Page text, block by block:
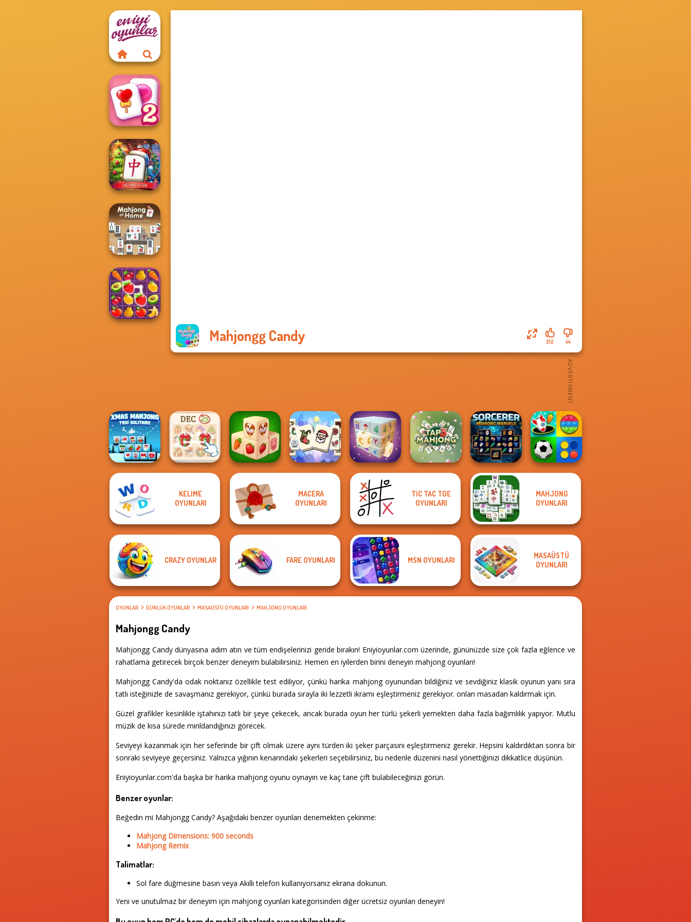
Mahjongg Candy 44
212
Solitaire
Mahjong Candy 2
Mahjong at
Home -
Christmas Ed...
Mahjong At
Home -
Scandinavian...
Xmas Mahjong
Trio Solitaire
KrisMas Mahjong
2
Farm Mahjong
3D
Mahjong
Christmas
Holiday
Mystic Mahjong Tap 3 Mahjong
Sorcerer
Mahjong Marvels
Mind Games for
2-3-4 Player
KELIME
OYUNLARI
MACERA
OYUNLARI
TIC TAC TOE
OYUNLARI
MAHJONG
OYUNLARI
CRAZY OYUNLAR FARE OYUNLARI MSN OYUNLARI
MASAÜSTÜ
OYUNLARI
OYUNLAR GÜNLÜK OYUNLAR MASAÜSTÜ OYUNLARI MAHJONG OYUNLARI
Mahjongg Candy
Mahjongg Candy dünyasına adım atın ve tüm endişelerinizi geride bırakın! Eniyioyunlar.com üzerinde, gününüzde size çok fazla eğlence ve
rahatlama getirecek birçok benzer deneyim bulabilirsiniz. Hemen en iyilerden birini deneyin mahjong oyunları!
Mahjongg Candy'da odak noktanız özellikle test ediliyor, çünkü harika mahjong oyunundan bildiğiniz ve sevdiğiniz klasik oyunun yanı sıra
tatlı isteğinizle de savaşmanız gerekiyor, çünkü burada sırayla iki lezzetli ikramı eşleştirmeniz gerekiyor. onları masadan kaldırmak için.
Güzel grafikler kesinlikle iştahınızı tatlı bir şeye çekecek, ancak burada oyun her türlü şekerli yemekten daha fazla bağımlılık yapıyor. Mutlu
müzik de kısa sürede mırıldandığınızı görecek.
Seviyeyi kazanmak için her seferinde bir çift olmak üzere aynı türden iki şeker parçasını eşleştirmeniz gerekir. Hepsini kaldırdıktan sonra bir
sonraki seviyeye geçersiniz. Yalnızca yığının kenarındaki şekerleri seçebilirsiniz, bu nedenle düzenini nasıl yönettiğinizi dikkatlice düşünün.
Eniyioyunlar.com'da başka bir harika mahjong oyunu oynayın ve kaç tane çift bulabileceğinizi görün.
Benzer oyunlar:
Beğedin mi Mahjongg Candy? Aşağıdaki benzer oyunları denemekten çekinme:
Mahjong Dimensions: 900 seconds
Mahjong Remix
Talimatlar:
Sol fare düğmesine basın veya Akıllı telefon kullanıyorsanız ekrana dokunun.
Yeni ve unutulmaz bir deneyim için mahjong oyunları kategorisinden diğer ücretsiz oyunları deneyin!